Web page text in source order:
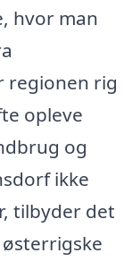
hvor man
regionen rig
opleve
og
ikke
tilbyder det